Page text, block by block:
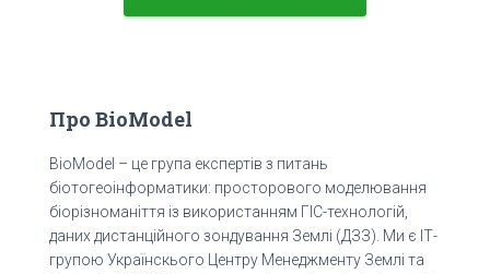
Про BioModel
BioModel – це група експертів з питань
біотогеоінформатики: просторового моделювання
біорізноманіття із використанням ГІС-технологій,
даних дистанційного зондування Землі (ДЗЗ). Ми є ІТ-
групою Українскього Центру Менеджменту Землі та